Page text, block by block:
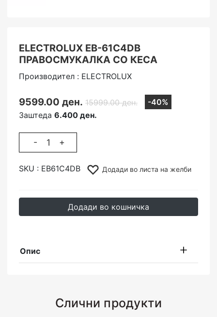
ELECTROLUX EB-61C4DB
ПРАВОСМУКАЛКА СО КЕСА
Производител : ELECTROLUX
9599.00 ден. 15999.00 ден.
-40%
Заштеда 6.400 ден.
- +
SKU : EB61C4DB Додади во листа на желби
Додади во кошничка
Опис
Слични продукти